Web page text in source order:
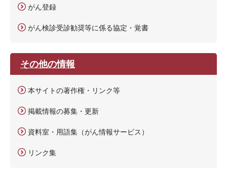
がん登録
がん検診受診勧奨等に係る協定・覚書
その他の情報
本サイトの著作権・リンク等
掲載情報の募集・更新
資料室・用語集（がん情報サービス）
リンク集